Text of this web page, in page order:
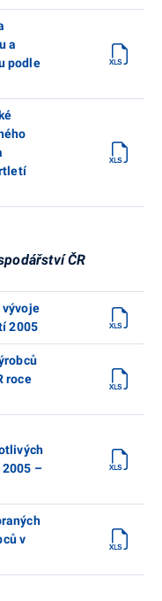
a
podle
ČR
vývoje
2005
roce
2005 –
v